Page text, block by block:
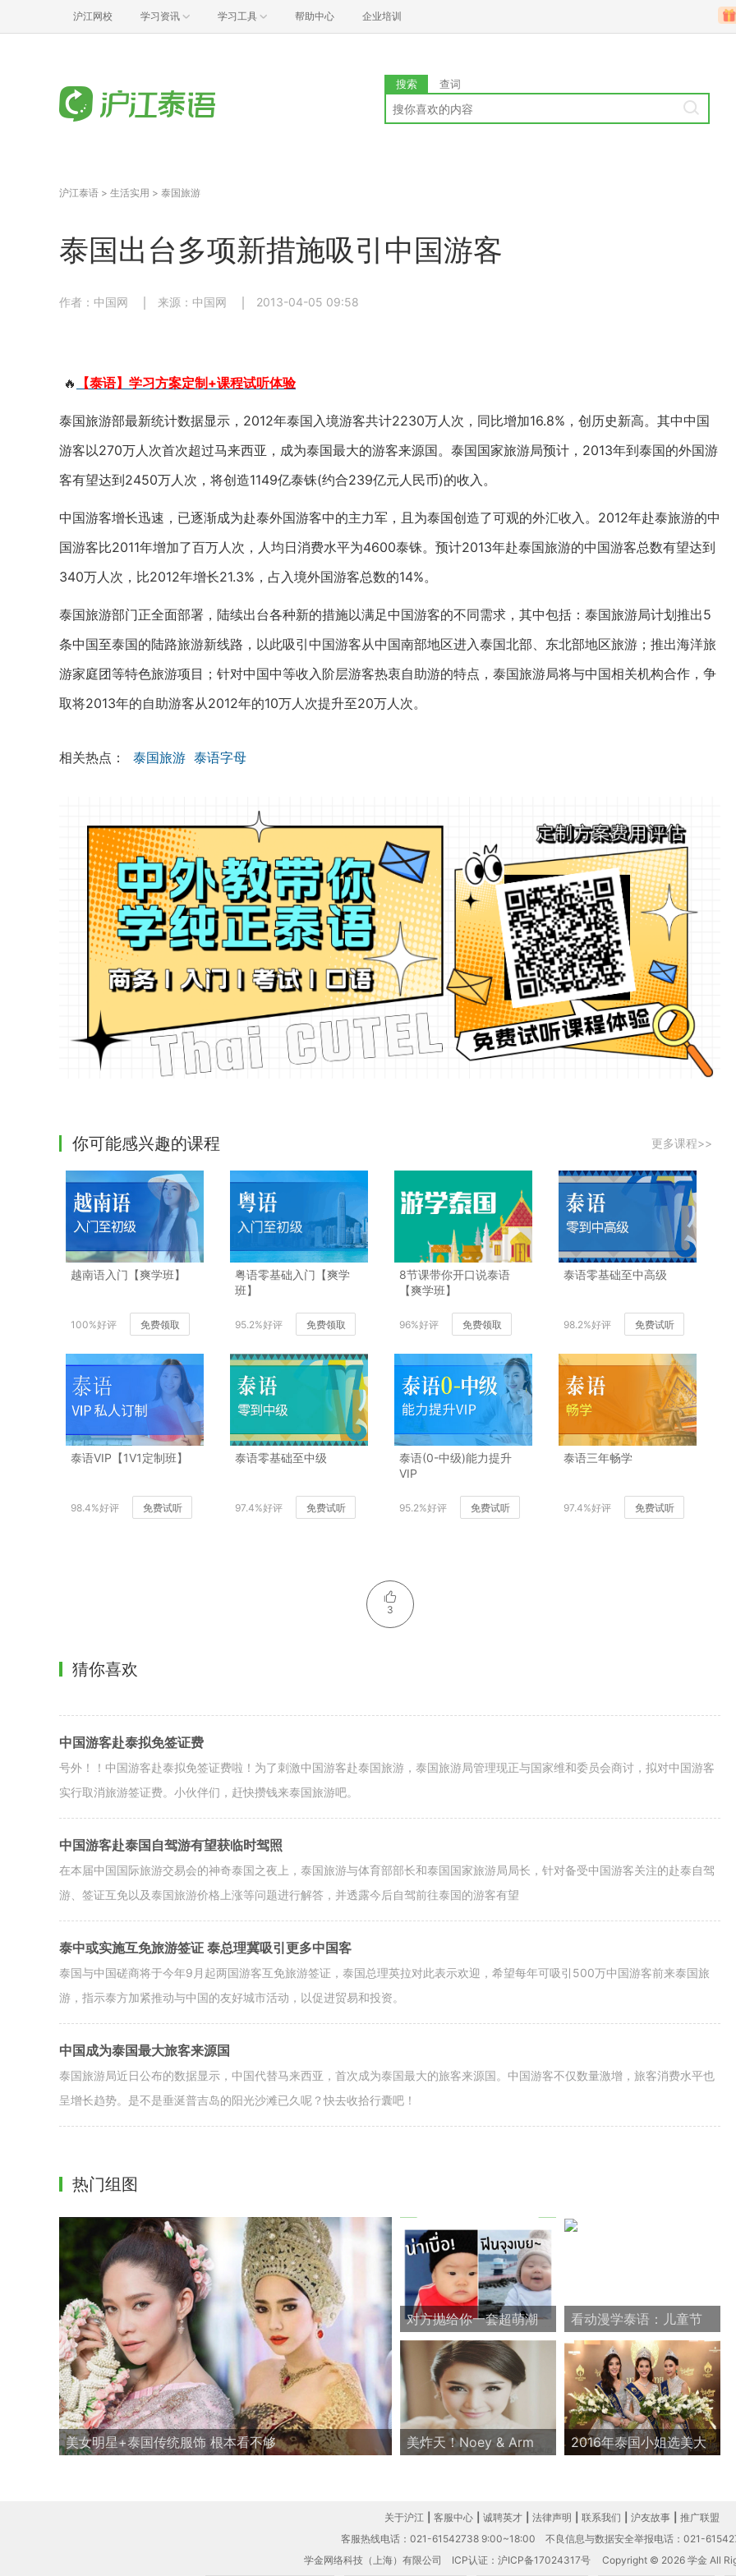
沪江网校 学习资讯 学习工具 帮助中心 企业培训
搜索 查词
沪江泰语 > 生活实用 > 泰国旅游
泰国出台多项新措施吸引中国游客
作者：中国网 来源：中国网 2013-04-05 09:58
🔥 【泰语】学习方案定制+课程试听体验
泰国旅游部最新统计数据显示，2012年泰国入境游客共计2230万人次，同比增加16.8%，创历史新高。其中中国
游客以270万人次首次超过马来西亚，成为泰国最大的游客来源国。泰国国家旅游局预计，2013年到泰国的外国游
客有望达到2450万人次，将创造1149亿泰铢(约合239亿元人民币)的收入。
中国游客增长迅速，已逐渐成为赴泰外国游客中的主力军，且为泰国创造了可观的外汇收入。2012年赴泰旅游的中
国游客比2011年增加了百万人次，人均日消费水平为4600泰铢。预计2013年赴泰国旅游的中国游客总数有望达到
340万人次，比2012年增长21.3%，占入境外国游客总数的14%。
泰国旅游部门正全面部署，陆续出台各种新的措施以满足中国游客的不同需求，其中包括：泰国旅游局计划推出5
条中国至泰国的陆路旅游新线路，以此吸引中国游客从中国南部地区进入泰国北部、东北部地区旅游；推出海洋旅
游家庭团等特色旅游项目；针对中国中等收入阶层游客热衷自助游的特点，泰国旅游局将与中国相关机构合作，争
取将2013年的自助游客从2012年的10万人次提升至20万人次。
相关热点： 泰国旅游 泰语字母
你可能感兴趣的课程 更多课程>>
越南语入门【爽学班】
100%好评 免费领取
粤语零基础入门【爽学
班】
95.2%好评 免费领取
8节课带你开口说泰语
【爽学班】
96%好评 免费领取
泰语零基础至中高级
98.2%好评 免费试听
泰语VIP【1V1定制班】
98.4%好评 免费试听
泰语零基础至中级
97.4%好评 免费试听
泰语(0-中级)能力提升
VIP
95.2%好评 免费试听
泰语三年畅学
97.4%好评 免费试听
3
猜你喜欢
中国游客赴泰拟免签证费
号外！！中国游客赴泰拟免签证费啦！为了刺激中国游客赴泰国旅游，泰国旅游局管理现正与国家维和委员会商讨，拟对中国游客
实行取消旅游签证费。小伙伴们，赶快攒钱来泰国旅游吧。
中国游客赴泰国自驾游有望获临时驾照
在本届中国国际旅游交易会的神奇泰国之夜上，泰国旅游与体育部部长和泰国国家旅游局局长，针对备受中国游客关注的赴泰自驾
游、签证互免以及泰国旅游价格上涨等问题进行解答，并透露今后自驾前往泰国的游客有望
泰中或实施互免旅游签证 泰总理冀吸引更多中国客
泰国与中国磋商将于今年9月起两国游客互免旅游签证，泰国总理英拉对此表示欢迎，希望每年可吸引500万中国游客前来泰国旅
游，指示泰方加紧推动与中国的友好城市活动，以促进贸易和投资。
中国成为泰国最大旅客来源国
泰国旅游局近日公布的数据显示，中国代替马来西亚，首次成为泰国最大的旅客来源国。中国游客不仅数量激增，旅客消费水平也
呈增长趋势。是不是垂涎普吉岛的阳光沙滩已久呢？快去收拾行囊吧！
热门组图
美女明星+泰国传统服饰 根本看不够
对方抛给你一套超萌潮
流表情包，你接还是不
看动漫学泰语：儿童节
快乐
美炸天！Noey & Arm
2016年泰国小姐选美大
关于沪江 客服中心 诚聘英才 法律声明 联系我们 沪友故事
推广联盟
客服热线电话：021-61542738 9:00~18:00
不良信息与数据安全举报电话：021-
学金网络科技（上海）有限公司 ICP认证：沪ICP备17024317号 Copyright © 2026 学金 All